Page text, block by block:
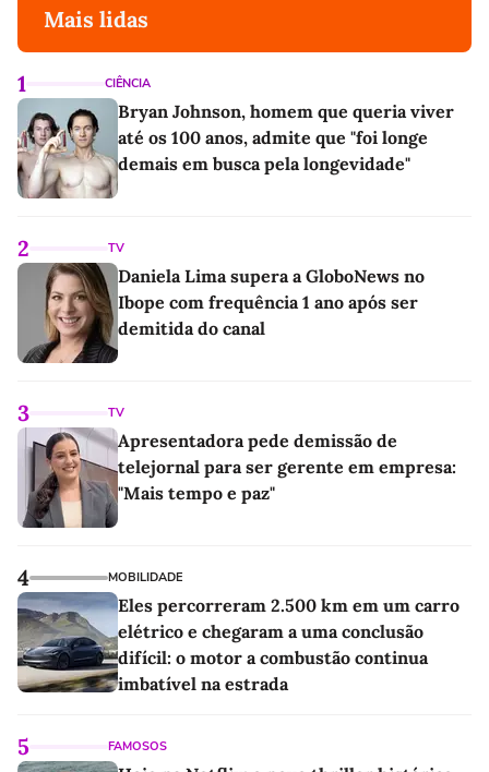
Mais lidas
1 CIÊNCIA
Bryan Johnson, homem que queria viver
até os 100 anos, admite que "foi longe
demais em busca pela longevidade"
2 TV
Daniela Lima supera a GloboNews no
Ibope com frequência 1 ano após ser
demitida do canal
3 TV
Apresentadora pede demissão de
telejornal para ser gerente em empresa:
"Mais tempo e paz"
4 MOBILIDADE
Eles percorreram 2.500 km em um carro
elétrico e chegaram a uma conclusão
difícil: o motor a combustão continua
imbatível na estrada
5 FAMOSOS